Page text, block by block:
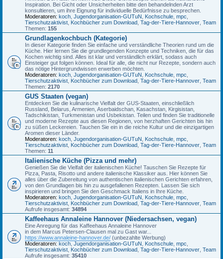
Inspiration. Bei Gicht oder Unsicherheiten bitte den behandelnden Arzt
konsultieren, um ihre Eignung für individuelle Bedürfnisse zu besprechen.
Moderatoren: koch Jugendorganisation-GUTuN Kochschule mpc
Tierschutzaktivist Kochbücher zum Download Tag-der-Tiere-Hannover Team
Themen: 155
Grundlagenkochbuch (Kategorie)
In dieser Kategorie finden Sie einfache und verständliche Theorien rund um die
Küche. Hier lernen Sie die grundlegenden Konzepte und Techniken, die für das
Kochen wichtig sind. Alles ist klar und verständlich erklärt, sodass auch
Einsteiger gut folgen können. Ideal für alle, die nicht nur Rezepte, sondern auch
das nötige Hintergrundwissen erwerben möchten.
Moderatoren: koch Jugendorganisation-GUTuN Kochschule mpc
Tierschutzaktivist Kochbücher zum Download Tag-der-Tiere-Hannover Team
Themen: 2170
GUS Staaten (vegan)
Entdecken Sie die kulinarische Vielfalt der GUS-Staaten, einschließlich
Russland, Belarus, Armenien, Aserbaidschan, Kasachstan, Kirgisistan,
Tadschikistan, Turkmenistan und Usbekistan. Teilen und finden Sie traditionelle
und moderne Rezepte aus diesen Regionen, von herzhaften Gerichten bis hin
zu süßen Leckereien. Tauchen Sie ein in die reiche Kultur und die einzigartigen
Aromen dieser Länder.
Moderatoren: koch Jugendorganisation-GUTuN Kochschule mpc
Tierschutzaktivist Kochbücher zum Download Tag-der-Tiere-Hannover Team
Themen: 11
Italienische Küche (Pizza und mehr)
Genießen Sie die Vielfalt der italienischen Küche! Tauschen Sie Rezepte für
Pizza, Pasta, Risotto und andere italienische Klassiker aus. Hier können Sie
alles über die Zubereitung von authentischen italienischen Gerichten erfahren,
von den Grundlagen bis hin zu ausgefallenen Rezepten. Lassen Sie sich
inspirieren und bringen Sie den Geschmack Italiens in Ihre Küche.
Moderatoren: koch Jugendorganisation-GUTuN Kochschule mpc
Tierschutzaktivist Kochbücher zum Download Tag-der-Tiere-Hannover Team
Aufrufe insgesamt: 34894
Kaffeehaus Annaleine Hannover (Niedersachsen, vegan)
Eine Anregung für das Kaffeehaus Annaleine Hannover
in dem Marcus Petersen-Clausen mal zu Gast war...
https://www.annaleine-hannover.de/ (unbezahlte Werbung)
Moderatoren: koch Jugendorganisation-GUTuN Kochschule mpc
Tierschutzaktivist Kochbücher zum Download Tag-der-Tiere-Hannover Team
Aufrufe insgesamt: 35410